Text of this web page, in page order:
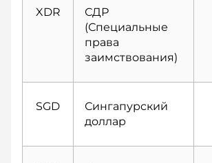
XDR
СДР
(Специальные
права
заимствования)
SGD
Сингапурcкий
доллар